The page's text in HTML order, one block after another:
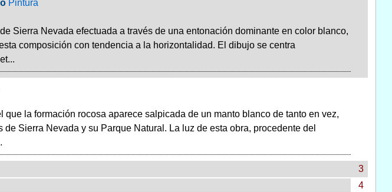
Pintura
Sierra Nevada efectuada a través de una entonación dominante en color blanco,
composición con tendencia a la horizontalidad. El dibujo se centra
la formación rocosa aparece salpicada de un manto blanco de tanto en vez,
Sierra Nevada y su Parque Natural. La luz de esta obra, procedente del
3
4